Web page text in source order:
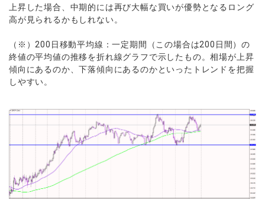
上昇した場合、中期的には再び大幅な買いが優勢となるロング
高が見られるかもしれない。
（※）200日移動平均線：一定期間（この場合は200日間）の
終値の平均値の推移を折れ線グラフで示したもの。相場が上昇
傾向にあるのか、下落傾向にあるのかといったトレンドを把握
しやすい。